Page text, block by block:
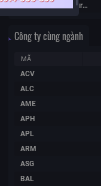
FTSE 100 Futures
Công ty cùng ngành
MÃ
ACV
ALC
AME
APH
APL
ARM
ASG
BAL